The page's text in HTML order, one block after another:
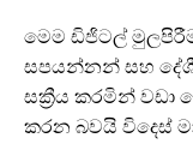
මෙම ඩිජිටල්
සපයන්නන් සහ
සක්‍රීය කරමින්
කරන බවයි විදෙස්